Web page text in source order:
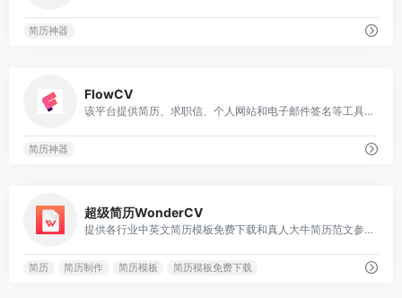
简历神器
FlowCV
该平台提供简历、求职信、个人网站和电子邮件签名等工具，帮助求职者展现最佳形象
简历神器
超级简历WonderCV
提供各行业中英文简历模板免费下载和真人大牛简历范文参考
简历 简历制作 简历模板 简历模板免费下载